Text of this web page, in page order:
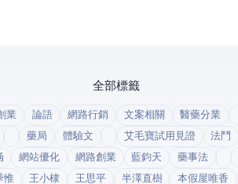
全部標籤
業 論語 網路行銷 文案相關 醫藥分業
藥局 體驗文 艾毛寶試用見證 法鬥
網站優化 網路創業 藍鈞天 藥事法
惟 王小棣 王思平 半澤直樹 本假屋唯香